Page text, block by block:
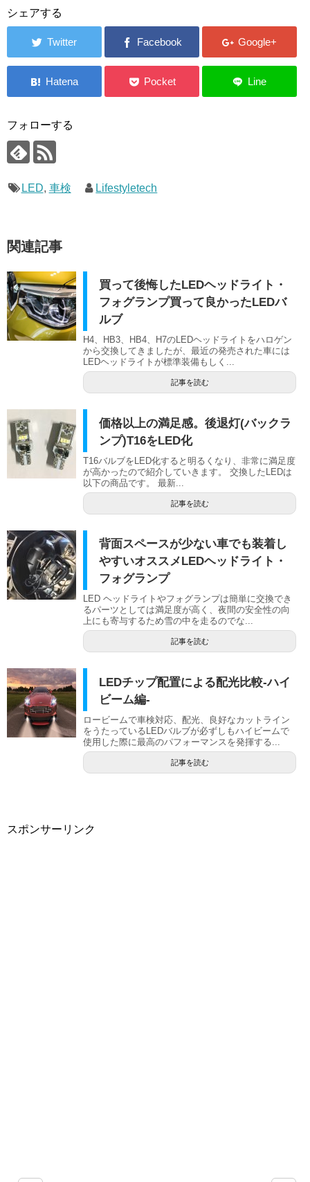
シェアする
フォローする
LED, 車検 Lifestyletech
関連記事
買って後悔したLEDヘッドライト・
フォグランプ買って良かったLEDバ
ルブ
H4、HB3、HB4、H7のLEDヘッドライトをハロゲン
から交換してきましたが、最近の発売された車には
LEDヘッドライトが標準装備もしく...
記事を読む
価格以上の満足感。後退灯(バックラ
ンプ)T16をLED化
T16バルブをLED化すると明るくなり、非常に満足度
が高かったので紹介していきます。 交換したLEDは
以下の商品です。 最新...
記事を読む
背面スペースが少ない車でも装着し
やすいオススメLEDヘッドライト・
フォグランプ
LED ヘッドライトやフォグランプは簡単に交換でき
るパーツとしては満足度が高く、夜間の安全性の向
上にも寄与するため雪の中を走るのでな...
記事を読む
LEDチップ配置による配光比較-ハイ
ビーム編-
ロービームで車検対応、配光、良好なカットライン
をうたっているLEDバルブが必ずしもハイビームで
使用した際に最高のパフォーマンスを発揮する...
記事を読む
スポンサーリンク